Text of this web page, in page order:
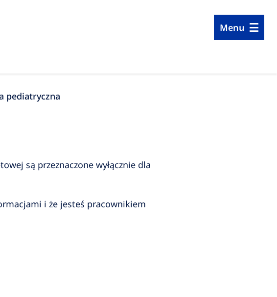
Menu
pediatryczna
są przeznaczone wyłącznie dla
i że jesteś pracownikiem